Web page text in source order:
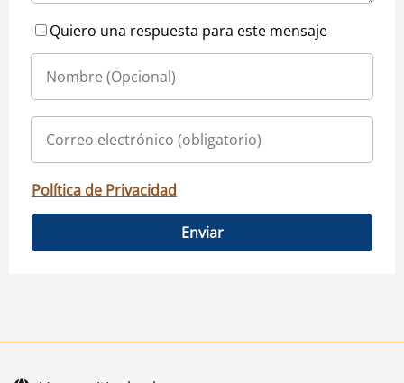
Quiero una respuesta para este mensaje
Política de Privacidad
Enviar